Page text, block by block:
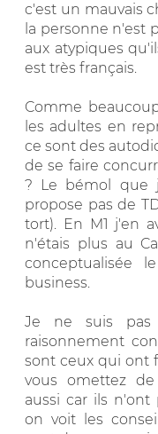
c'est un mauvais
la personne n'est
aux atypiques
est très français.
Comme
les adultes en
ce sont des
de se faire
? Le bémol que
propose pas de
tort). En M1 j'en
n'étais plus au
conceptualisée
business.
Je ne suis pas
raisonnement
sont ceux qui ont
vous omettez
aussi car ils n'ont
on voit les